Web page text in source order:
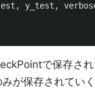
, y_test ,
で保存され
が保存されてい